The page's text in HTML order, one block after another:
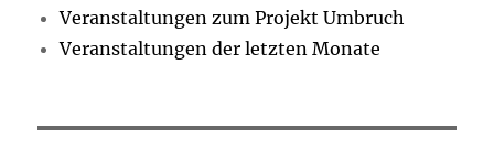
Veranstaltungen zum Projekt Umbruch
Veranstaltungen der letzten Monate